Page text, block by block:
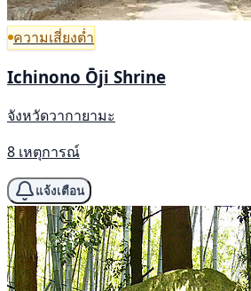
ความเสี่ยงต่ำ
Ichinono Ōji Shrine
จังหวัดวากายามะ
8 เหตุการณ์
แจ้งเตือน